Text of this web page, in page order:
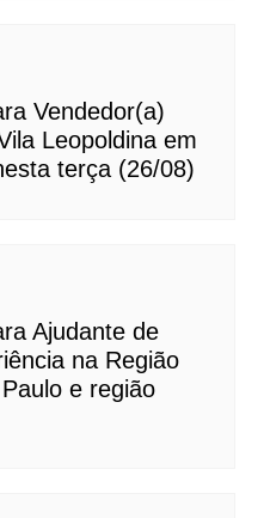
Vendedor(a)
Leopoldina em
terça (26/08)
Ajudante de
na Região
e região